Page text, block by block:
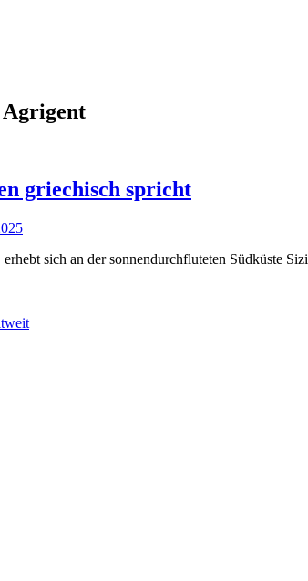
griechisch spricht
sich an der sonnendurchfluteten Südküste